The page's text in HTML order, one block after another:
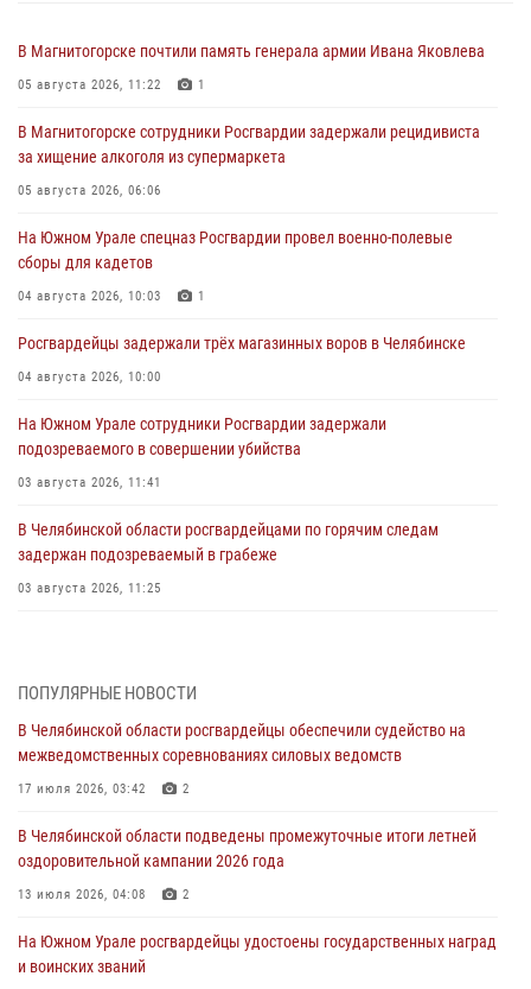
В Магнитогорске почтили память генерала армии Ивана Яковлева
05 августа 2026, 11:22 1
В Магнитогорске сотрудники Росгвардии задержали рецидивиста
за хищение алкоголя из супермаркета
05 августа 2026, 06:06
На Южном Урале спецназ Росгвардии провел военно-полевые
сборы для кадетов
04 августа 2026, 10:03 1
Росгвардейцы задержали трёх магазинных воров в Челябинске
04 августа 2026, 10:00
На Южном Урале сотрудники Росгвардии задержали
подозреваемого в совершении убийства
03 августа 2026, 11:41
В Челябинской области росгвардейцами по горячим следам
задержан подозреваемый в грабеже
03 августа 2026, 11:25
03 августа 2026, 09:22 1
Авиация Росгвардии совершила более 250 санитарных вылетов в
Донецкой Народной Республике
31 июля 2026, 11:33
Росгвардия обеспечивает безопасность граждан на южном
направлении
31 июля 2026, 11:32
В Уральском округе Росгвардии состоялось заседание
оперативного штаба
ПОПУЛЯРНЫЕ НОВОСТИ
В Челябинской области росгвардейцы обеспечили судейство на
межведомственных соревнованиях силовых ведомств
17 июля 2026, 03:42 2
В Челябинской области подведены промежуточные итоги летней
оздоровительной кампании 2026 года
13 июля 2026, 04:08 2
На Южном Урале росгвардейцы удостоены государственных наград
и воинских званий